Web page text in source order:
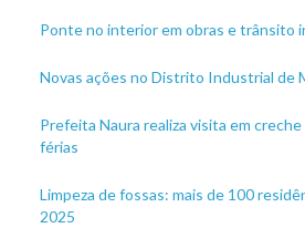
Ponte no interior em obras e trânsito
Novas ações no Distrito Industrial de
Prefeita Naura realiza visita em
férias
Limpeza de fossas: mais de 100
2025